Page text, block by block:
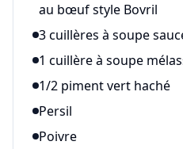
au bœuf style Bovril
3 cuillères à soupe
1 cuillère à soupe
1/2 piment vert haché
Persil
Poivre